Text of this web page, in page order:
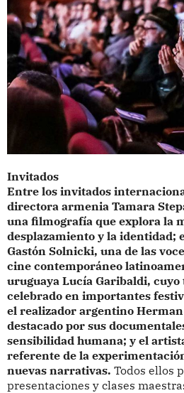
Invitados
Entre los invitados
directora armenia Tamara
una filmografía que explora la
desplazamiento y la identidad;
Gastón Solnicki, una de las
cine contemporáneo
uruguaya Lucía Garibaldi, cuyo
celebrado en importantes
el realizador argentino
destacado por sus
sensibilidad humana; y el
referente de la
nuevas narrativas. Todos ellos
presentaciones y clases